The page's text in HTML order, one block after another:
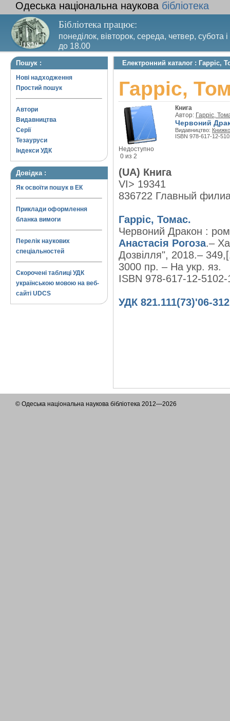
Одеська національна наукова бібліотека
Бібліотека працює:
понеділок, вівторок, середа, четвер, субота
до 18.00
Вихідний день – п’ятниця. Останній четвер
Пошук :
Нові надходження
Простий пошук
Автори
Видавництва
Серії
Тезауруси
Індекси УДК
Довідка :
Як освоїти пошук в ЕК
Приклади оформлення
бланка вимоги
Перелік наукових
спеціальностей
Скорочені таблиці УДК
українською мовою на веб-
сайті UDCS
Електронний каталог : Гарріс,
Гарріс,
Недоступно
0 из 2
Книга
Автор: Гарріс,
Червоний
Видавництво:
ISBN 978-617-12-
(UA) Книга
VI> 19341
836722 Главный
Гарріс, Томас.
Червоний Дракон :
Анастасія Рогоза.–
Дозвілля", 2018.–
3000 пр. – На укр. яз.
ISBN 978-617-12-5102-
УДК 821.111(73)'06-
© Одеська національна наукова бібліотека 2012—2026